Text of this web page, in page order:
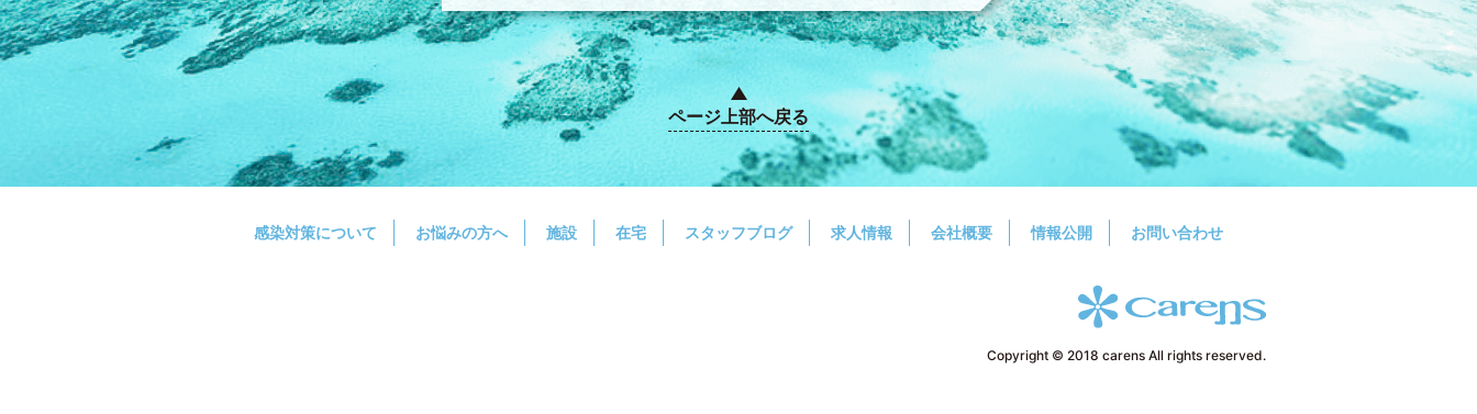
ページ上部へ戻る
感染対策について お悩みの方へ 施設 在宅 スタッフブログ 求人情報 会社概要 情報公開 お問い合わせ
Copyright © 2018 carens All rights reserved.